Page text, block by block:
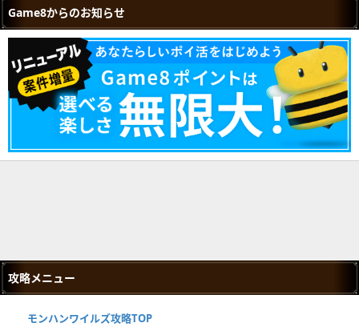
Game8からのお知らせ
攻略メニュー
モンハンワイルズ攻略TOP